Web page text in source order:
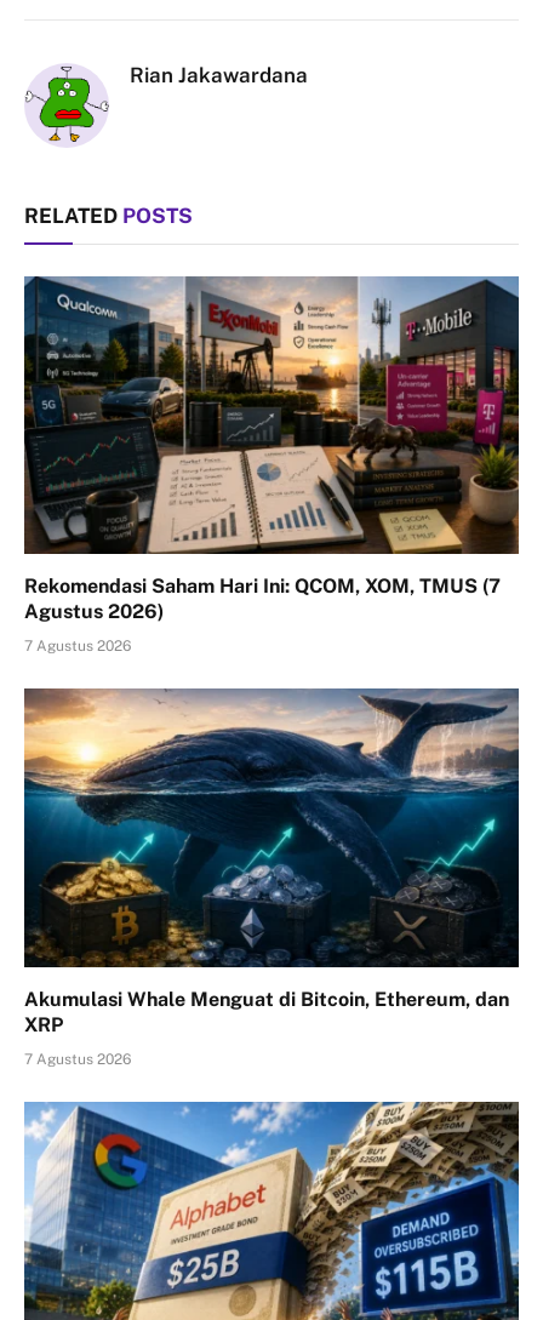
Rian Jakawardana
RELATED POSTS
Rekomendasi Saham Hari Ini: QCOM, XOM, TMUS (7
Agustus 2026)
7 Agustus 2026
Akumulasi Whale Menguat di Bitcoin, Ethereum, dan
XRP
7 Agustus 2026